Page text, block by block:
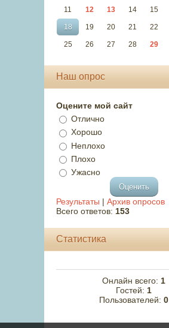
11 12 13 14 15
18 19 20 21 22
25 26 27 28 29
Наш опрос
Оцените мой сайт
Отлично
Хорошо
Неплохо
Плохо
Ужасно
Результаты | Архив опросов
Всего ответов: 153
Статистика
Онлайн всего: 1
Гостей: 1
Пользователей: 0